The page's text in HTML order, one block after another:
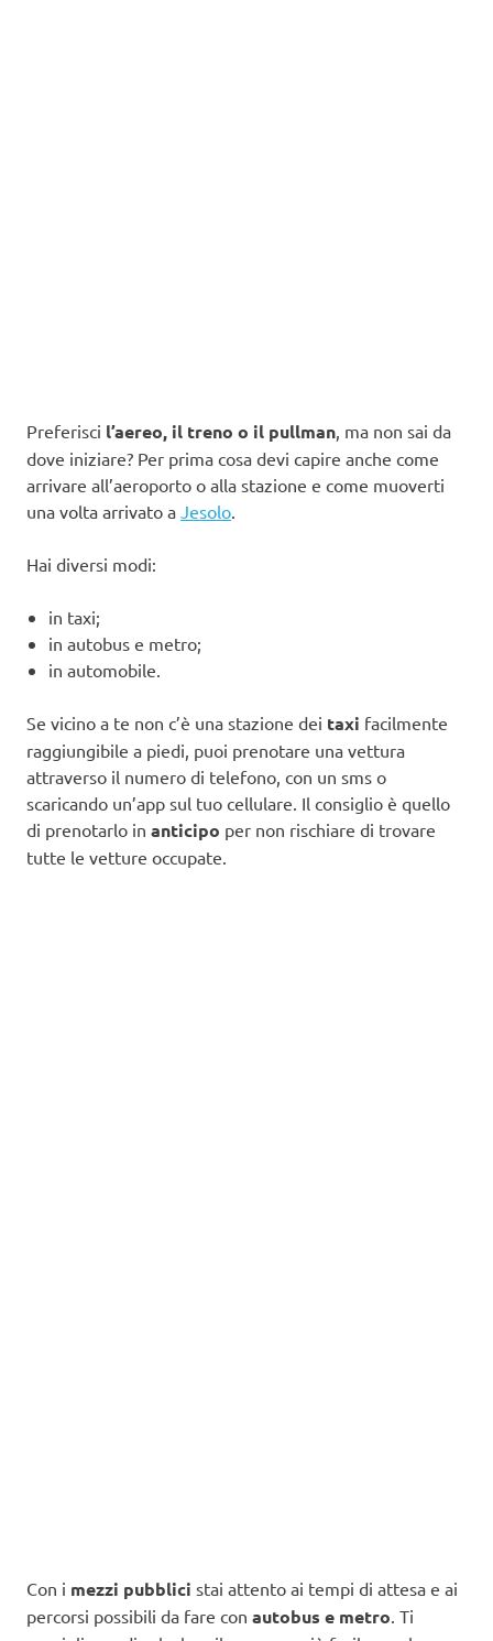
Preferisci l’aereo, il treno o il pullman, ma non sai da
dove iniziare? Per prima cosa devi capire anche come
arrivare all’aeroporto o alla stazione e come muoverti
una volta arrivato a Jesolo.
Hai diversi modi:
in taxi;
in autobus e metro;
in automobile.
Se vicino a te non c’è una stazione dei taxi facilmente
raggiungibile a piedi, puoi prenotare una vettura
attraverso il numero di telefono, con un sms o
scaricando un’app sul tuo cellulare. Il consiglio è quello
di prenotarlo in anticipo per non rischiare di trovare
tutte le vetture occupate.
Con i mezzi pubblici stai attento ai tempi di attesa e ai
percorsi possibili da fare con autobus e metro. Ti